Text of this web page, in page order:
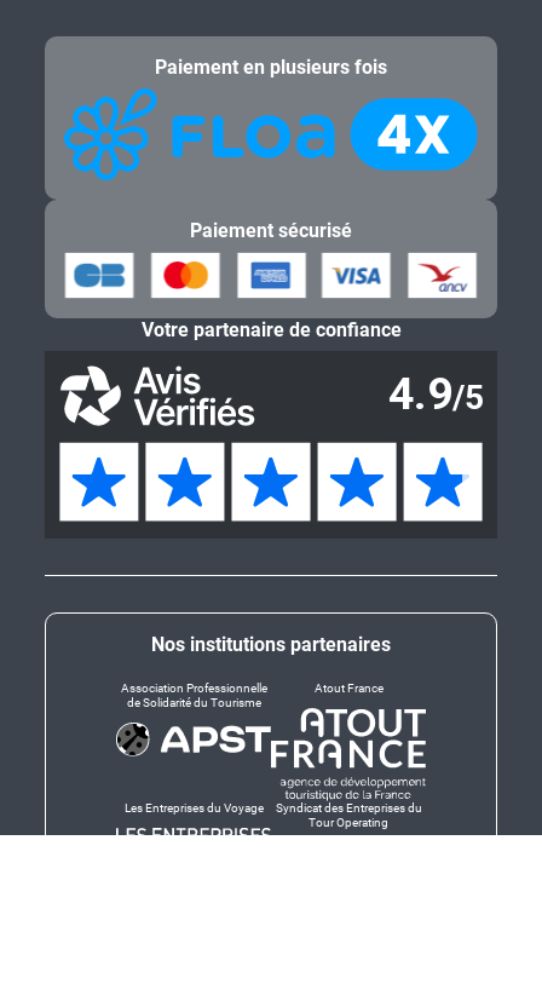
Nos institutions partenaires
Association Professionnelle
de Solidarité du Tourisme
Atout France
Les Entreprises du Voyage
Syndicat des Entreprises du
Tour Operating
Paiement en plusieurs fois
Paiement sécurisé
Votre partenaire de confiance